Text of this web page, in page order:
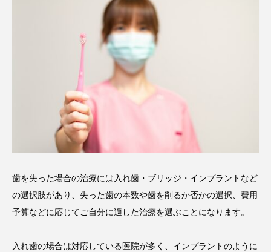
歯を失った場合の治療には入れ歯・ブリッジ・インプラントなど
の選択肢があり、失った歯の本数や歯を削るか否かの選択、費用
予算などに応じてご自分に適した治療を選ぶことになります。
入れ歯の場合は対応している医院が多く、インプラントのように